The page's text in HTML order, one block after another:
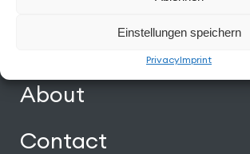
Einstellungen speichern
PrivacyImprint
About
Contact